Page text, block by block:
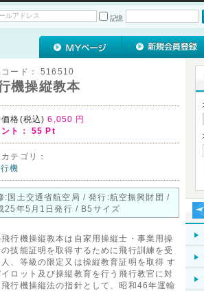
記憶
ード： 516510
機操縦教本
価格(税込) 6,050 円
ト： 55 Pt
テゴリ：
機
:国土交通省航空局 / 発行:航空振興財団 /
25年5月1日発行 / B5サイズ
飛行機操縦教本は自家用操縦士・事業用操
技能証明を取得するために飛行訓練を受
人、等級の限定又は操縦教育証明を取得 す
イロット及び操縦教育を行う飛行教官に対
飛行機操縦法の指針として、昭和46年運輸